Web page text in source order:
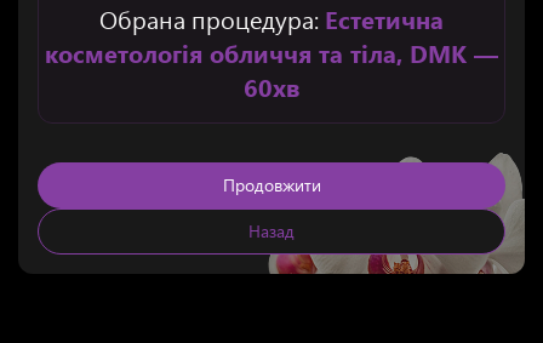
Обрана процедура: Естетична
косметологія обличчя та тіла, DMK —
60хв
Назад
Продовжити